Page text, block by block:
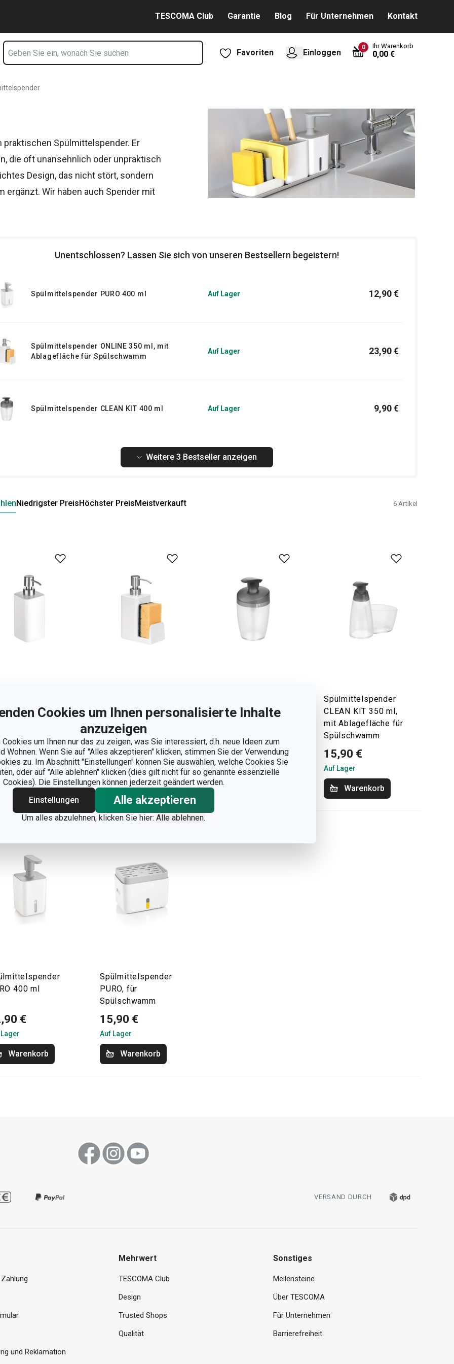
Cookies um Ihnen personalisierte Inhalte
anzuzeigen
um Ihnen nur das zu zeigen, was Sie interessiert, d.h. neue Ideen zum
Wohnen. Wenn Sie auf "Alles akzeptieren" klicken, stimmen Sie der Verwendung
zu. Im Abschnitt "Einstellungen" können Sie auswählen, welche Cookies Sie
oder auf "Alle ablehnen" klicken (dies gilt nicht für so genannte essenzielle
Cookies). Die Einstellungen können jederzeit geändert werden.
Einstellungen
Alle akzeptieren
Um alles abzulehnen, klicken Sie hier: Alle ablehnen.
TESCOMA Club Garantie Blog Für Unternehmen Kontakt
Favoriten Einloggen
0 Ihr Warenkorb
0,00 €
Spülmittelspender. Er
die oft unansehnlich oder unpraktisch
Design, das nicht stört, sondern
ergänzt. Wir haben auch Spender mit
Reinigungswerkzeuge und
Unentschlossen? Lassen Sie sich von unseren Bestsellern begeistern!
Spülmittelspender PURO 400 ml Auf Lager 12,90 €
Spülmittelspender ONLINE 350 ml, mit
Ablagefläche für Spülschwamm
Auf Lager 23,90 €
Spülmittelspender CLEAN KIT 400 ml Auf Lager 9,90 €
Weitere 3 Bestseller anzeigen
Niedrigster PreisHöchster PreisMeistverkauft 6 Artikel
350 ml
€
Warenkorb
ONLINE 350 ml, mit
Ablagefläche für
Spülschwamm
23,90 €
Auf Lager
Warenkorb
CLEAN KIT 400 ml
9,90 €
Auf Lager
Spülmittelspender
CLEAN KIT 350 ml,
mit Ablagefläche für
Spülschwamm
15,90 €
Auf Lager
Warenkorb
400 ml
€
Warenkorb
Spülmittelspender
PURO, für
Spülschwamm
15,90 €
Auf Lager
Warenkorb
VERSAND DURCH
und Reklamation
Mehrwert
TESCOMA Club
Design
Trusted Shops
Qualität
Sonstiges
Meilensteine
Über TESCOMA
Für Unternehmen
Barrierefreiheit